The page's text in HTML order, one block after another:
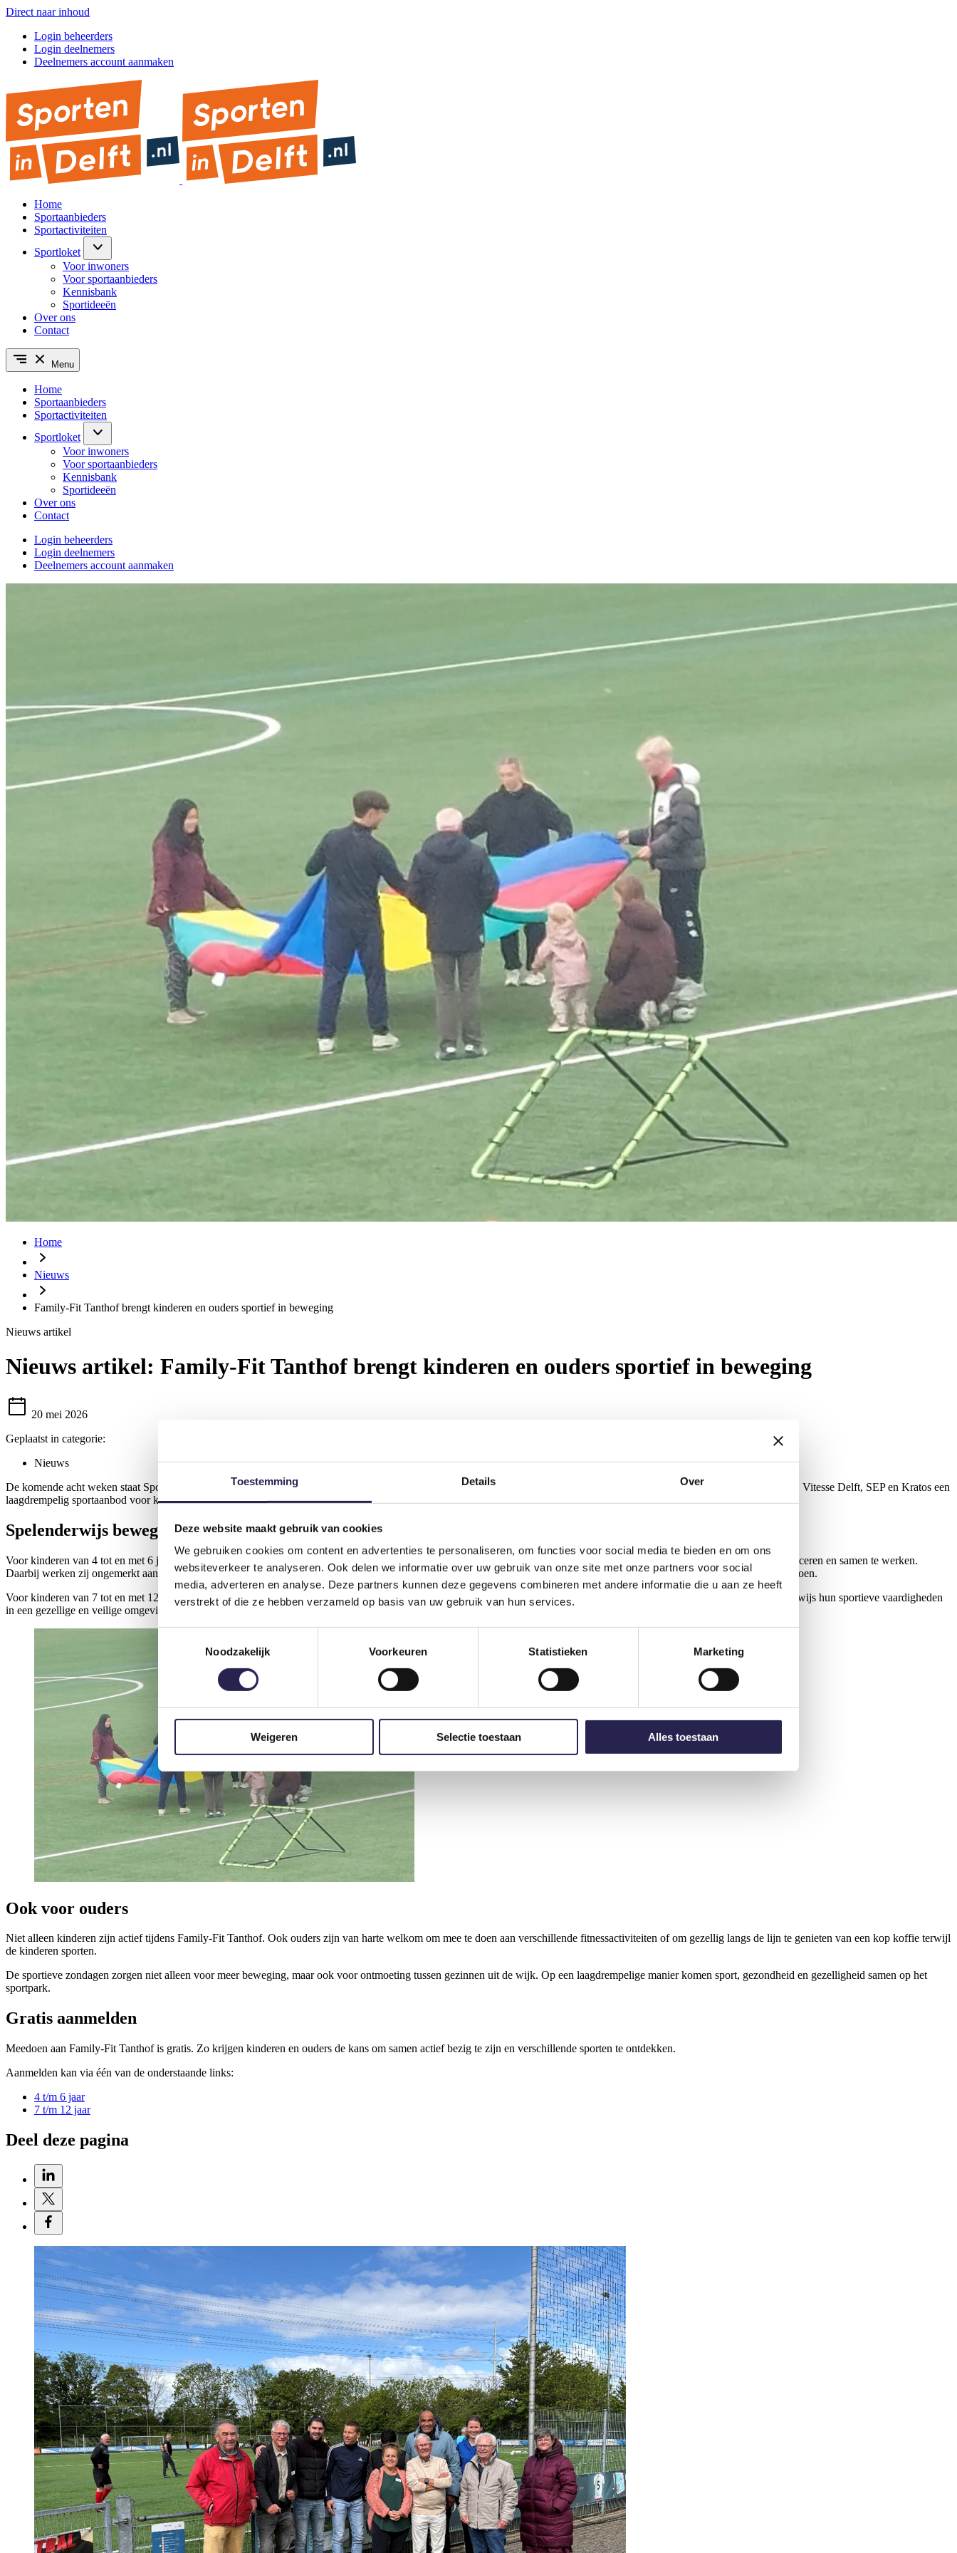
Toestemming Details Over
Deze website maakt gebruik van cookies
We gebruiken cookies om content en advertenties te personaliseren, om functies voor social media te bieden en om ons
websiteverkeer te analyseren. Ook delen we informatie over uw gebruik van onze site met onze partners voor social
media, adverteren en analyse. Deze partners kunnen deze gegevens combineren met andere informatie die u aan ze heeft
verstrekt of die ze hebben verzameld op basis van uw gebruik van hun services.
Noodzakelijk
Voorkeuren Statistieken Marketing
Weigeren Selectie toestaan Alles toestaan
Direct naar inhoud
Login beheerders
Login deelnemers
Deelnemers account aanmaken
Home
Sportaanbieders
Sportactiviteiten
Sportloket
Voor inwoners
Voor sportaanbieders
Kennisbank
Sportideeën
Over ons
Contact
Menu
Home
Sportaanbieders
Sportactiviteiten
Sportloket
Voor inwoners
Voor sportaanbieders
Kennisbank
Sportideeën
Over ons
Contact
Login beheerders
Login deelnemers
Deelnemers account aanmaken
Home
Nieuws
Family-Fit Tanthof brengt kinderen en ouders sportief in beweging
Nieuws artikel
Nieuws artikel: Family-Fit Tanthof brengt kinderen en ouders sportief in beweging
20 mei 2026
Geplaatst in categorie:
Nieuws
De komende acht weken staat Sportpark Tanthof Zuid iedere zondag in het teken van bewegen, plezier en ontmoeten. Met Family-Fit Tanthof organiseren Haaglanden Beweegt, Vitesse Delft, SEP en Kratos een
laagdrempelig sportaanbod voor kinderen én ouders. Samen sporten, actief bezig zijn en gezellig het weekend starten staan centraal.
Spelenderwijs bewegen voor kinderen
Voor kinderen van 4 tot en met 6 jaar draait Family-Fit om spelenderwijs bewegen. Via leuke spelletjes en oefeningen worden kinderen uitgedaagd om te rennen, springen, balanceren en samen te werken.
Daarbij werken zij ongemerkt aan motorische vaardigheden, coördinatie en zelfvertrouwen. Plezier staat hierbij altijd voorop en ieder kind kan op zijn of haar eigen niveau meedoen.
Voor kinderen van 7 tot en met 12 jaar worden iedere zondag afwisselende sportactiviteiten georganiseerd. Zij maken kennis met verschillende sporten en ontwikkelen spelenderwijs hun sportieve vaardigheden
in een gezellige en veilige omgeving.
Ook voor ouders
Niet alleen kinderen zijn actief tijdens Family-Fit Tanthof. Ook ouders zijn van harte welkom om mee te doen aan verschillende fitnessactiviteiten of om gezellig langs de lijn te genieten van een kop koffie terwijl
de kinderen sporten.
De sportieve zondagen zorgen niet alleen voor meer beweging, maar ook voor ontmoeting tussen gezinnen uit de wijk. Op een laagdrempelige manier komen sport, gezondheid en gezelligheid samen op het
sportpark.
Gratis aanmelden
Meedoen aan Family-Fit Tanthof is gratis. Zo krijgen kinderen en ouders de kans om samen actief bezig te zijn en verschillende sporten te ontdekken.
Aanmelden kan via één van de onderstaande links:
4 t/m 6 jaar
7 t/m 12 jaar
Deel deze pagina